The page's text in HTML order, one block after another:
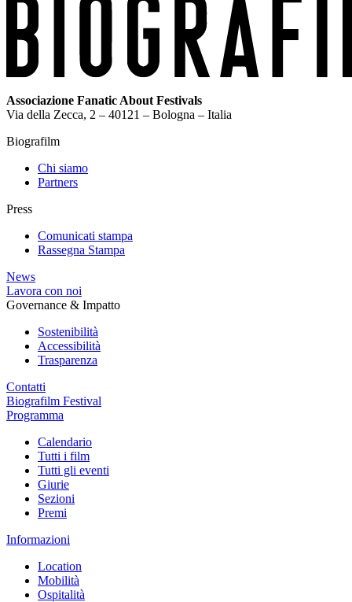
Associazione Fanatic About Festivals
Via della Zecca, 2 – 40121 – Bologna – Italia
Biografilm
Chi siamo
Partners
Press
Comunicati stampa
Rassegna Stampa
News
Lavora con noi
Governance & Impatto
Sostenibilità
Accessibilità
Trasparenza
Contatti
Biografilm Festival
Programma
Calendario
Tutti i film
Tutti gli eventi
Giurie
Sezioni
Premi
Informazioni
Location
Mobilità
Ospitalità